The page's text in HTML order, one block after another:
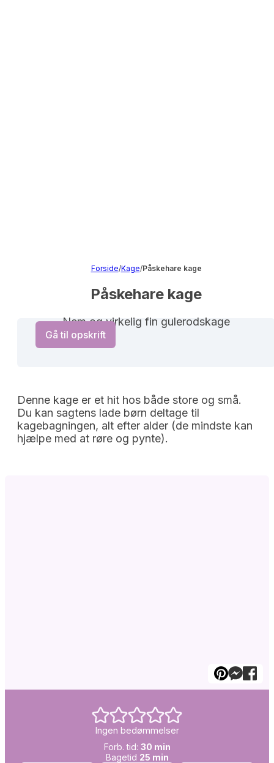
Forside/Kage/Påskehare kage
Påskehare kage
Nem og virkelig fin gulerodskage
Gå til opskrift
Denne kage er et hit hos både store og små.
Du kan sagtens lade børn deltage til
kagebagningen, alt efter alder (de mindste kan
hjælpe med at røre og pynte).
Ingen bedømmelser
Forb.
tid:
Forb. tid: 30minutter
min
Simretid:
Bagetid 25minutter
min